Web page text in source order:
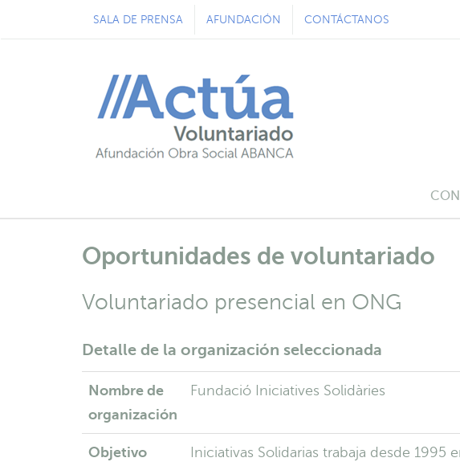
SALA DE PRENSA AFUNDACIÓN CONTÁCTANOS
Oportunidades de voluntariado
Voluntariado presencial en ONG
Detalle de la organización seleccionada
Nombre de
organización
Fundació Iniciatives Solidàries
Objetivo
Iniciativas Solidarias trabaja desde